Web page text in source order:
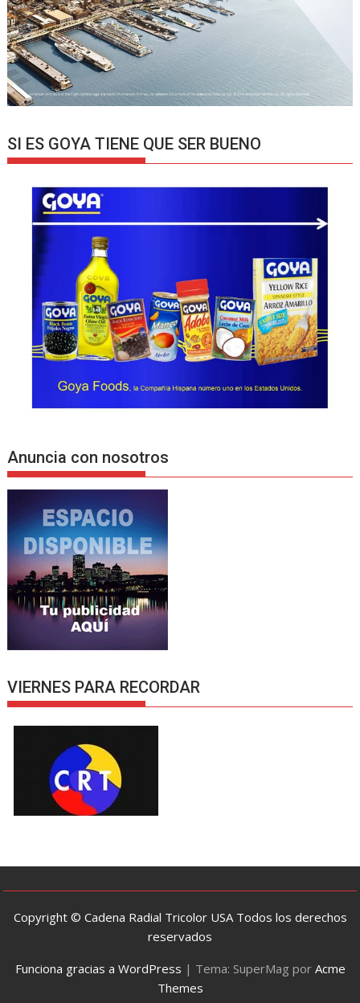
SI ES GOYA TIENE QUE SER BUENO
Anuncia con nosotros
VIERNES PARA RECORDAR
Copyright © Cadena Radial Tricolor USA Todos los derechos
reservados
Funciona gracias a WordPress | Tema: SuperMag por Acme
Themes